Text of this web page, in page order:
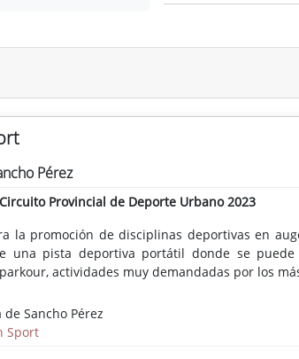
Pérez
Circuito Provincial de Deporte Urbano 2023
la promoción de disciplinas deportivas en
una pista deportiva portátil donde se
actividades muy demandadas por los
Sancho Pérez
Sport